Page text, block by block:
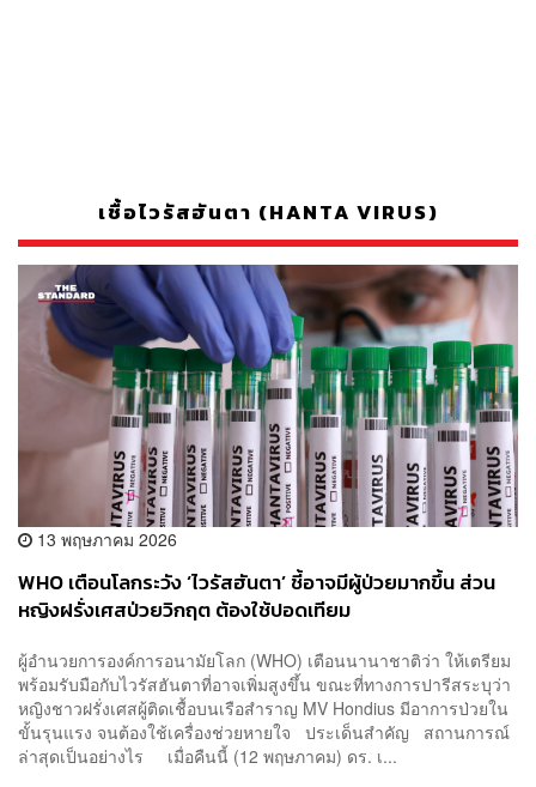
เชื้อไวรัสฮันตา (HANTA VIRUS)
13 พฤษภาคม 2026
WHO เตือนโลกระวัง ‘ไวรัสฮันตา’ ชี้อาจมีผู้ป่วยมากขึ้น ส่วน
หญิงฝรั่งเศสป่วยวิกฤต ต้องใช้ปอดเทียม
ผู้อำนวยการองค์การอนามัยโลก (WHO) เตือนนานาชาติว่า ให้เตรียม
พร้อมรับมือกับไวรัสฮันตาที่อาจเพิ่มสูงขึ้น ขณะที่ทางการปารีสระบุว่า
หญิงชาวฝรั่งเศสผู้ติดเชื้อบนเรือสำราญ MV Hondius มีอาการป่วยใน
ขั้นรุนแรง จนต้องใช้เครื่องช่วยหายใจ ประเด็นสำคัญ สถานการณ์
ล่าสุดเป็นอย่างไร เมื่อคืนนี้ (12 พฤษภาคม) ดร. เ...